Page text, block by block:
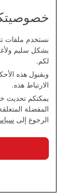
لاحقا،
لا يتم
يمكنكم
24 يوما.
ما هي
كيف
نستخدم ملفات
بشكل سليم
لكم.
وبقبول هذه
الارتباط هذه.
يمكنكم تحديث
المفضلة
الرجوع إلى